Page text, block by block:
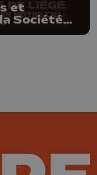
et
Société
livre